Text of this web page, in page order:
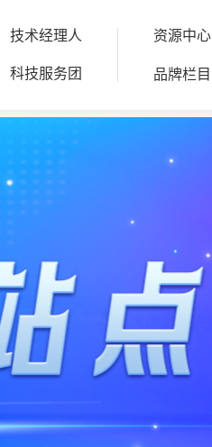
技术经理人
科技服务团
资源中心
品牌栏目